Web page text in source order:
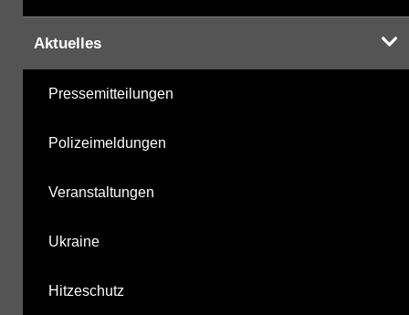
Aktuelles
Pressemitteilungen
Polizeimeldungen
Veranstaltungen
Ukraine
Hitzeschutz